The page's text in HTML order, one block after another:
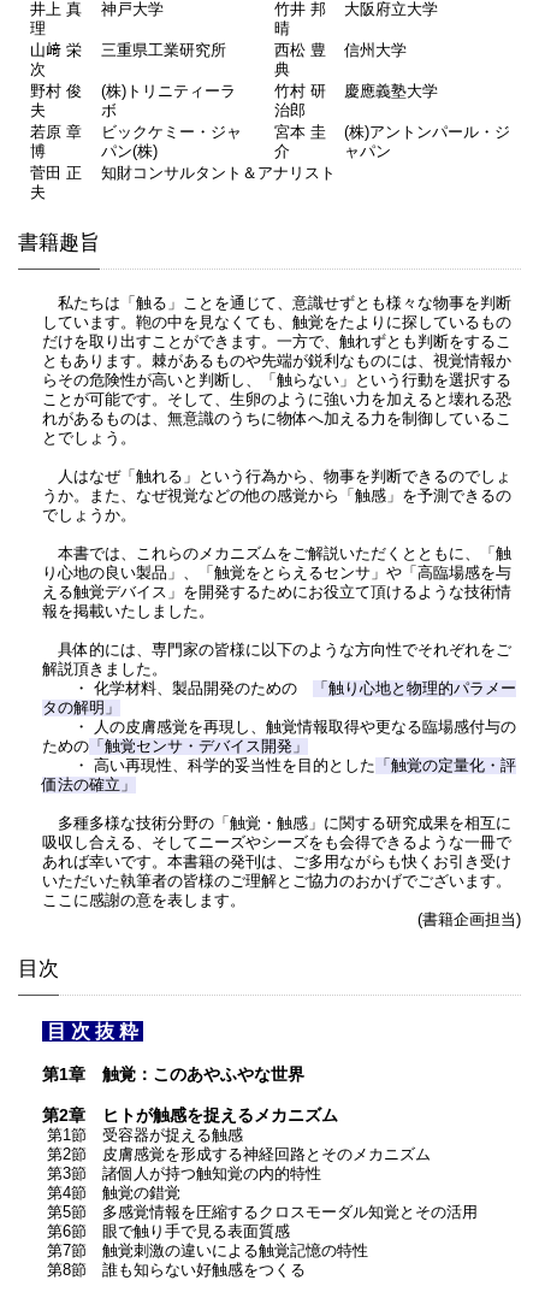
井上 真
理
神戸大学
竹井 邦
晴
大阪府立大学
山﨑 栄
次
三重県工業研究所
西松 豊
典
信州大学
野村 俊
夫
(株)トリニティーラ
ボ
竹村 研
治郎
慶應義塾大学
若原 章
博
ビックケミー・ジャ
パン(株)
宮本 圭
介
(株)アントンパール・ジ
ャパン
菅田 正
夫
知財コンサルタント＆アナリスト
書籍趣旨
私たちは「触る」ことを通じて、意識せずとも様々な物事を判断
しています。鞄の中を見なくても、触覚をたよりに探しているもの
だけを取り出すことができます。一方で、触れずとも判断をするこ
ともあります。棘があるものや先端が鋭利なものには、視覚情報か
らその危険性が高いと判断し、「触らない」という行動を選択する
ことが可能です。そして、生卵のように強い力を加えると壊れる恐
れがあるものは、無意識のうちに物体へ加える力を制御しているこ
とでしょう。
人はなぜ「触れる」という行為から、物事を判断できるのでしょ
うか。また、なぜ視覚などの他の感覚から「触感」を予測できるの
でしょうか。
本書では、これらのメカニズムをご解説いただくとともに、「触
り心地の良い製品」、「触覚をとらえるセンサ」や「高臨場感を与
える触覚デバイス」を開発するためにお役立て頂けるような技術情
報を掲載いたしました。
具体的には、専門家の皆様に以下のような方向性でそれぞれをご
解説頂きました。
・ 化学材料、製品開発のための
「触り心地と物理的パラメー
タの解明」
・ 人の皮膚感覚を再現し、触覚情報取得や更なる臨場感付与の
ための「触覚センサ・デバイス開発」
・ 高い再現性、科学的妥当性を目的とした 「触覚の定量化・評
価法の確立」
多種多様な技術分野の「触覚・触感」に関する研究成果を相互に
吸収し合える、そしてニーズやシーズをも会得できるような一冊で
あれば幸いです。本書籍の発刊は、ご多用ながらも快くお引き受け
いただいた執筆者の皆様のご理解とご協力のおかげでございます。
ここに感謝の意を表します。
(書籍企画担当)
目次
目 次 抜 粋
第1章 触覚：このあやふやな世界
第2章 ヒトが触感を捉えるメカニズム
第1節 受容器が捉える触感
第2節 皮膚感覚を形成する神経回路とそのメカニズム
第3節 諸個人が持つ触知覚の内的特性
第4節 触覚の錯覚
第5節 多感覚情報を圧縮するクロスモーダル知覚とその活用
第6節 眼で触り手で見る表面質感
第7節 触覚刺激の違いによる触覚記憶の特性
第8節 誰も知らない好触感をつくる